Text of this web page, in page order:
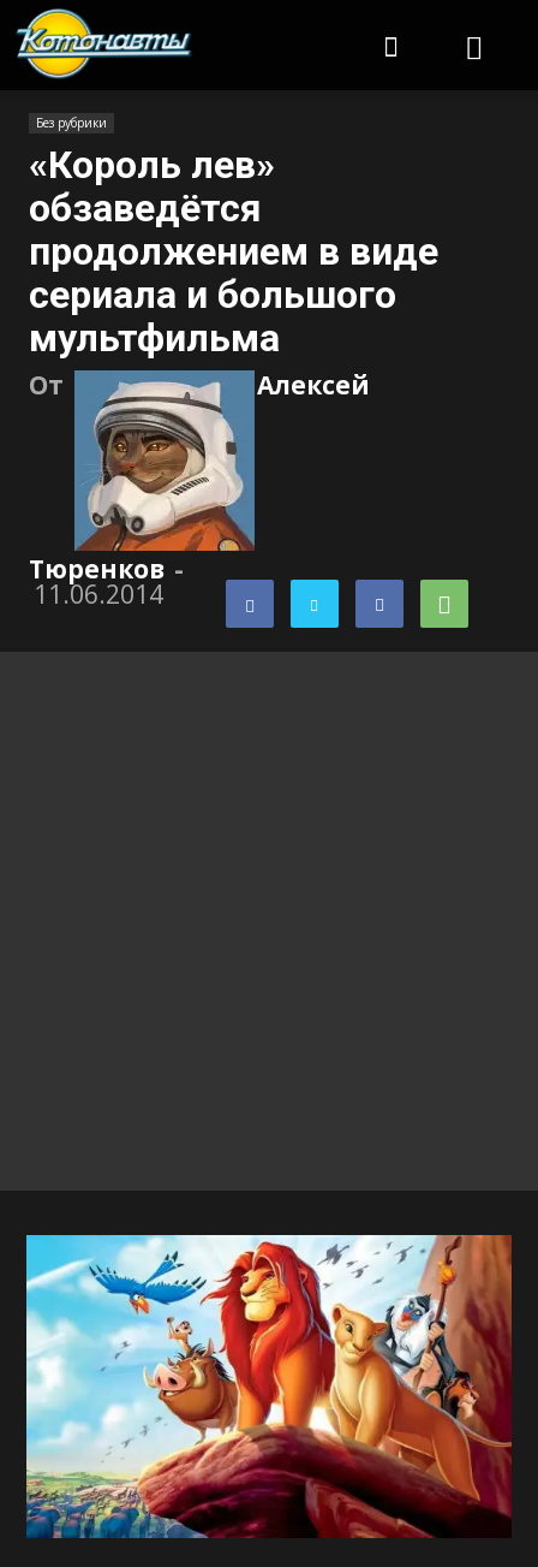
Без рубрики
«Король лев»
обзаведётся
продолжением в виде
сериала и большого
мультфильма
От Алексей
Тюренков -
11.06.2014